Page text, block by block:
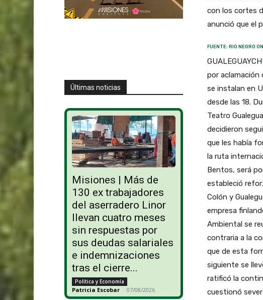
Últimas noticias
Misiones | Más de
130 ex trabajadores
del aserradero Linor
llevan cuatro meses
sin respuestas por
sus deudas salariales
e indemnizaciones
tras el cierre...
Política y Economía
Patricia Escobar - 07/08/2026
con los cortes
anunció que el
FUENTE: RIO NEGRO
por aclamación
se instalan en
desde las 18.
Teatro
decidieron
que les había
la ruta
Bentos, será
estableció
Colón y
empresa
Ambiental se
contraria a la
que de esta
siguiente se
ratificó la
cuestionó